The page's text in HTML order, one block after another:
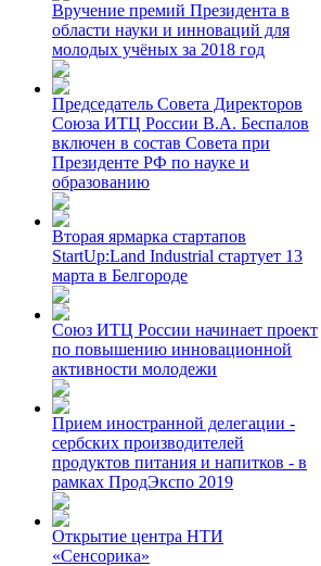
Вручение премий Президента в
области науки и инноваций для
молодых учёных за 2018 год
Председатель Совета Директоров
Союза ИТЦ России В.А. Беспалов
включен в состав Совета при
Президенте РФ по науке и
образованию
Вторая ярмарка стартапов
StartUp:Land Industrial стартует 13
марта в Белгороде
Союз ИТЦ России начинает проект
по повышению инновационной
активности молодежи
Прием иностранной делегации -
сербских производителей
продуктов питания и напитков - в
рамках ПродЭкспо 2019
Открытие центра НТИ
«Сенсорика»